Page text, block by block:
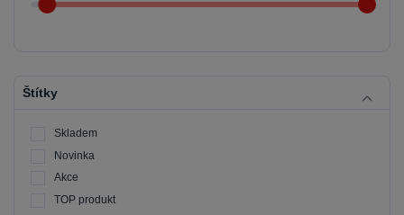
Štítky
Skladem
Novinka
Akce
TOP produkt